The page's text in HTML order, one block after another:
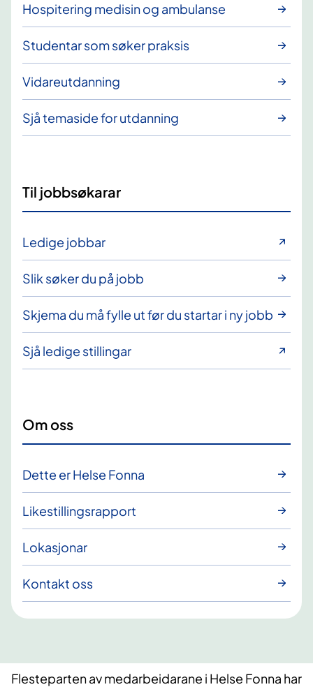
Hospitering medisin og ambulanse
Studentar som søker praksis
Vidareutdanning
Sjå temaside for utdanning
Til jobbsøkarar
Ledige jobbar
Slik søker du på jobb
Skjema du må fylle ut før du startar i ny jobb
Sjå ledige stillingar
Om oss
Dette er Helse Fonna
Likestillingsrapport
Lokasjonar
Kontakt oss
Flesteparten av medarbeidarane i Helse Fonna har